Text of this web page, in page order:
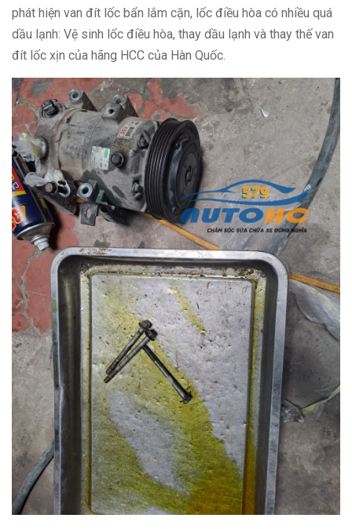
phát hiện van đít lốc bẩn lắm cặn, lốc điều hòa có nhiều quá
dầu lạnh: Vệ sinh lốc điều hòa, thay dầu lạnh và thay thế van
đít lốc xịn của hãng HCC của Hàn Quốc.